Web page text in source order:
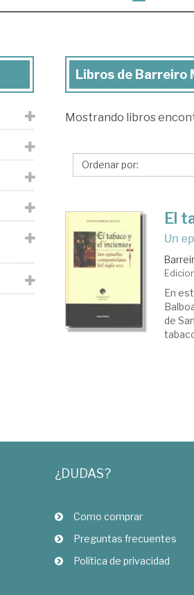
Libros
Barreiro
Libros de Barreiro
Mostrando libros
El
un
En
de
¿DUDAS?
Como comprar
Preguntas frecuentes
Política de privacidad